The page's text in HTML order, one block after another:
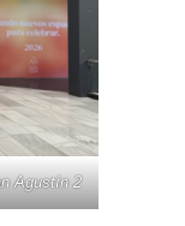
Agustín 2